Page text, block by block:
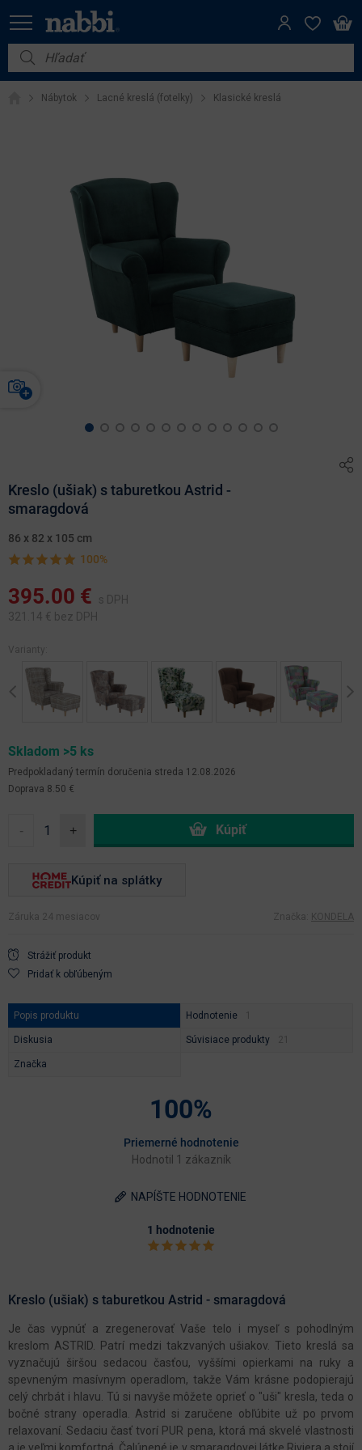
Nábytok
Vybavenie do domácnosti
Výpredaj
Nábytok Lacné kreslá (fotelky) Klasické kreslá
Kreslo (ušiak) s taburetkou Astrid -
smaragdová
86 x 82 x 105 cm
100%
395.00 €
s DPH
321.14 € bez DPH
Varianty:
Previous
Skladom >5 ks
Predpokladaný termín doručenia streda 12.08.2026
Doprava 8.50 €
- +
Kúpiť na splátky
Záruka 24 mesiacov Značka: KONDELA
Strážiť produkt
Pridať k obľúbeným
Popis produktu Hodnotenie
Diskusia Súvisiace produkty
Značka
100%
Priemerné hodnotenie
Hodnotil 1 zákazník
NAPÍŠTE HODNOTENIE
1 hodnotenie
Kreslo (ušiak) s taburetkou Astrid - smaragdová
Je čas vypnúť a zregenerovať Vaše telo i myseľ s pohodlným
kreslom ASTRID. Patrí medzi takzvaných ušiakov. Tieto kreslá sa
vyznačujú širšou sedacou časťou, vyššími opierkami na ruky a
spevneným masívnym operadlom, takže Vám krásne podopierajú
celý chrbát i hlavu. Tú si navyše môžete oprieť o "uši" kresla, teda o
bočné strany operadla. Astrid si zaručene obľúbite už po prvom
relaxovaní. Sedaciu časť tvorí PUR pena, ktorá má skvelé vlastnosti